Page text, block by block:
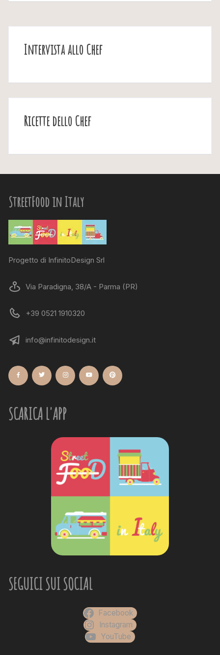
Intervista allo Chef
Ricette dello Chef
StreetFood in Italy
Progetto di InfinitoDesign Srl
Via Paradigna, 38/A - Parma (PR)
+39 0521 1910320
info@infinitodesign.it
SCARICA L'APP
SEGUICI SUI SOCIAL
Facebook
Instagram
YouTube